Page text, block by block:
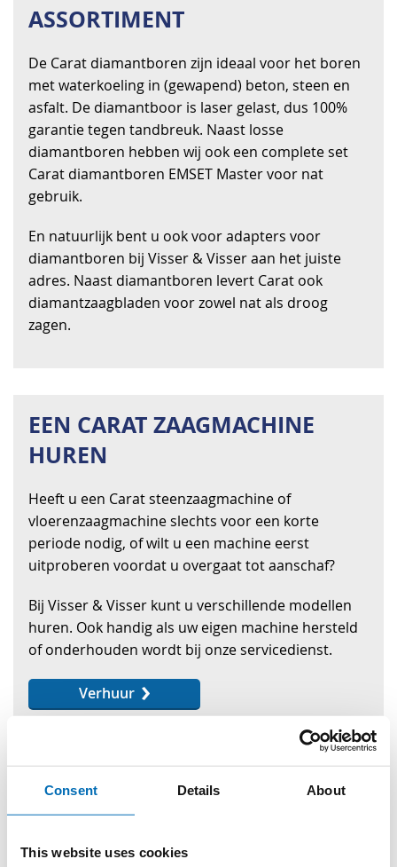
Consent Details About
This website uses cookies
ASSORTIMENT
De Carat diamantboren zijn ideaal voor het boren
met waterkoeling in (gewapend) beton, steen en
asfalt. De diamantboor is laser gelast, dus 100%
garantie tegen tandbreuk. Naast losse
diamantboren hebben wij ook een complete set
Carat diamantboren EMSET Master voor nat
gebruik.
En natuurlijk bent u ook voor adapters voor
diamantboren bij Visser & Visser aan het juiste
adres. Naast diamantboren levert Carat ook
diamantzaagbladen voor zowel nat als droog
zagen.
EEN CARAT ZAAGMACHINE
HUREN
Heeft u een Carat steenzaagmachine of
vloerenzaagmachine slechts voor een korte
periode nodig, of wilt u een machine eerst
uitproberen voordat u overgaat tot aanschaf?
Bij Visser & Visser kunt u verschillende modellen
huren. Ook handig als uw eigen machine hersteld
of onderhouden wordt bij onze servicedienst.
Verhuur